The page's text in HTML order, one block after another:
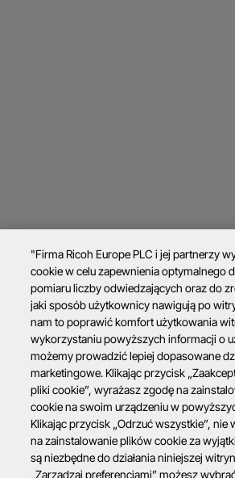
"Firma Ricoh Europe PLC i jej partnerzy
cookie w celu zapewnienia optymalnego
pomiaru liczby odwiedzających oraz do
jaki sposób użytkownicy nawigują po
nam to poprawić komfort użytkowania
wykorzystaniu powyższych informacji o
możemy prowadzić lepiej dopasowane
marketingowe. Klikając przycisk „Zaakceptuj wszystkie
pliki cookie”, wyrażasz zgodę na
cookie na swoim urządzeniu w
Klikając przycisk „Odrzuć wszystkie”, nie
na zainstalowanie plików cookie za
są niezbędne do działania niniejszej
„Zarządzaj preferencjami” możesz